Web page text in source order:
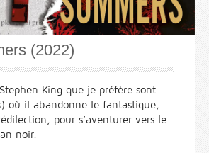
(2022)
King que je préfère sont
où il abandonne le fantastique,
pour s’aventurer vers le
noir.